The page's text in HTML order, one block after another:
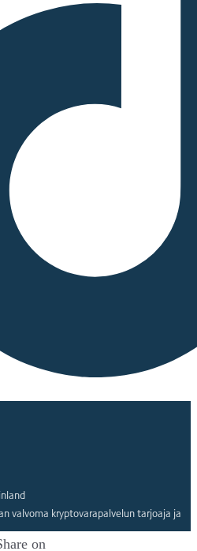
valvoma kryptovarapalvelun tarjoaja ja
on